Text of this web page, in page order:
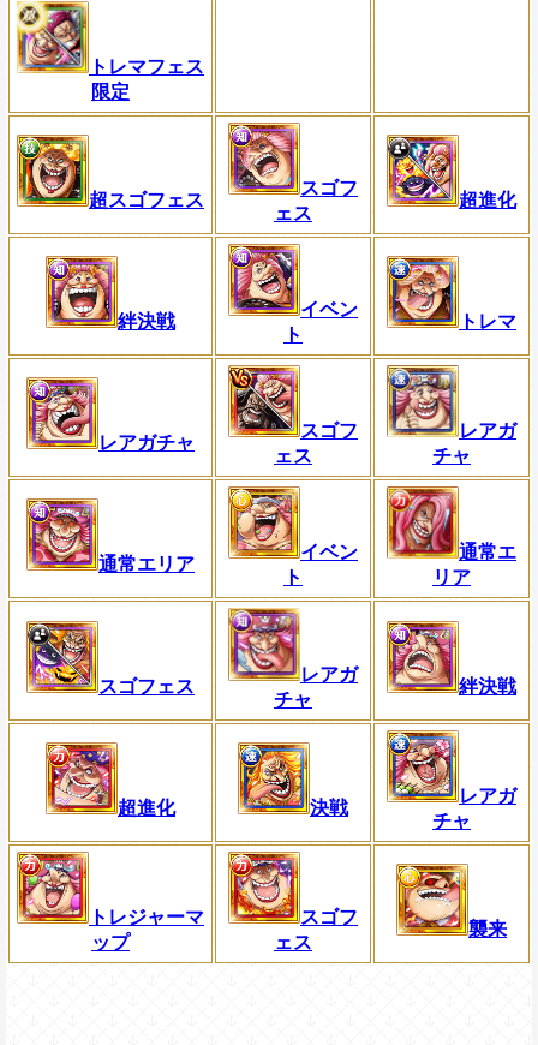
トレマフェス
限定
超スゴフェス
スゴフ
ェス
超進化
絆決戦
イベン
ト
トレマ
レアガチャ
スゴフ
ェス
レアガ
チャ
通常エリア
イベン
ト
通常エ
リア
スゴフェス
レアガ
チャ
絆決戦
超進化 決戦
レアガ
チャ
トレジャーマ
ップ
スゴフ
ェス
襲来